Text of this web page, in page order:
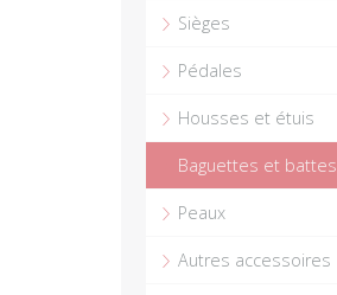
Sièges
Pédales
Housses et étuis
Baguettes et battes
Peaux
Autres accessoires